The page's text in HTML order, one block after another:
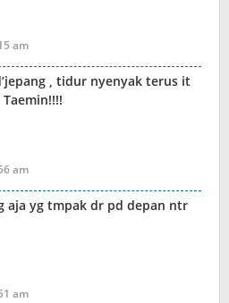
am
, tidur nyenyak terus it
am
aja yg tmpak dr pd depan ntr
am